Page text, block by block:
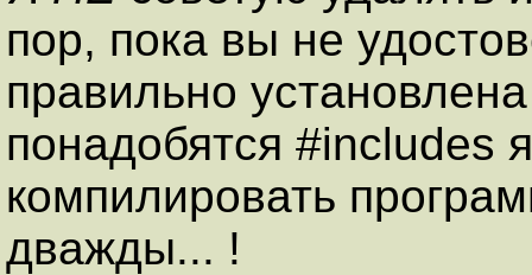
пор, пока вы не
правильно
понадобятся #includes
компилировать
дважды... !